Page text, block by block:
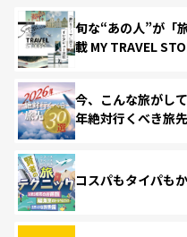
旬な“あの人”が「
載 MY TRAVEL
今、こんな旅がし
年絶対行くべき旅
コスパもタイパも